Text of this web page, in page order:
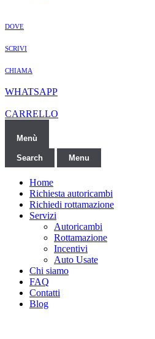
DOVE
SCRIVI
CHIAMA
WHATSAPP
CARRELLO
Menù
Search Menu
Home
Richiesta autoricambi
Richiedi rottamazione
Servizi
Autoricambi
Rottamazione
Incentivi
Auto Usate
Chi siamo
FAQ
Contatti
Blog